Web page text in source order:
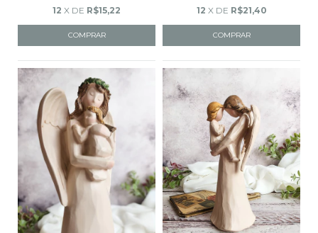
12 X DE R$15,22 12 X DE R$21,40